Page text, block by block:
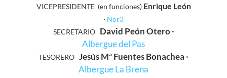
VICEPRESIDENTE (en funciones) Enrique León
· Nor3
SECRETARIO
David Peón Otero·
Albergue del Pas
TESORERO Jesús Mª Fuentes Bonachea ·
Albergue La Brena